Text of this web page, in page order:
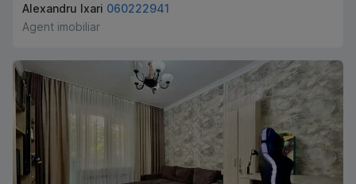
Alexandru Ixari 060222941
Agent imobiliar